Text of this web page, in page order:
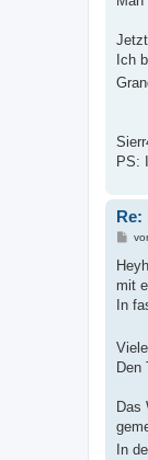
Ich
PS:
Re:
B
i
r
a
mit
In
Den
Das
In